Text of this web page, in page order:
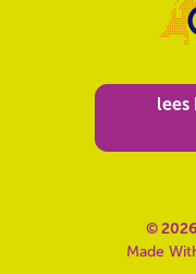
lees
©2026
Made